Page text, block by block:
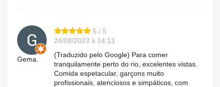
Gema.
5 / 5
24/08/2023 à 14:13
(Traduzido pelo Google) Para comer
tranquilamente perto do rio, excelentes vistas.
Comida espetacular, garçons muito
profissionais, atenciosos e simpáticos, com